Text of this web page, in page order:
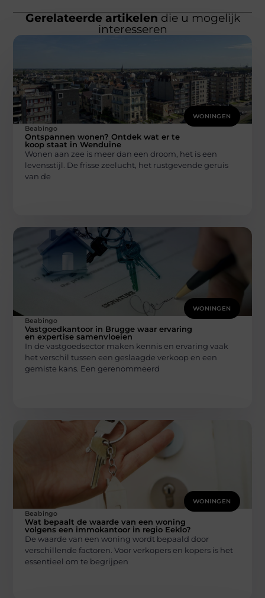
Gerelateerde artikelen die u mogelijk
interesseren
WONINGEN
Beabingo
Ontspannen wonen? Ontdek wat er te
koop staat in Wenduine
Wonen aan zee is meer dan een droom, het is een
levensstijl. De frisse zeelucht, het rustgevende geruis
van de
WONINGEN
Beabingo
Vastgoedkantoor in Brugge waar ervaring
en expertise samenvloeien
In de vastgoedsector maken kennis en ervaring vaak
het verschil tussen een geslaagde verkoop en een
gemiste kans. Een gerenommeerd
WONINGEN
Beabingo
Wat bepaalt de waarde van een woning
volgens een immokantoor in regio Eeklo?
De waarde van een woning wordt bepaald door
verschillende factoren. Voor verkopers en kopers is het
essentieel om te begrijpen